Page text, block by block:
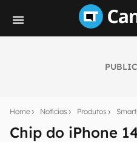
Home Notícias Produtos
Chip do iPhone
notícias e reviews sobre
mão.